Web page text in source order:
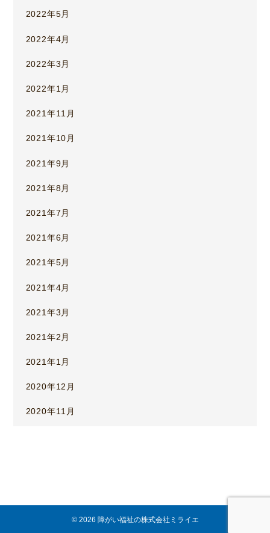
2022年5月
2022年4月
2022年3月
2022年1月
2021年11月
2021年10月
2021年9月
2021年8月
2021年7月
2021年6月
2021年5月
2021年4月
2021年3月
2021年2月
2021年1月
2020年12月
2020年11月
© 2026 障がい福祉の株式会社ミライエ